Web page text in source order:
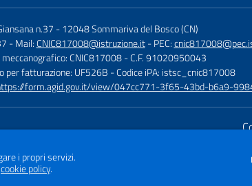
n.37 -12048 Sommariva del Bosco (CN)
- Mail:CNIC817008@istruzione.it - PEC:
meccanografico: CNIC817008- C.F. 91020950043
per fatturazione: UF526B - Codice iPA: istsc_cnic817008
form.agid.gov.it/view/047cc771-3f65-43bd-b6a9-
i propri servizi.
cookie policy.